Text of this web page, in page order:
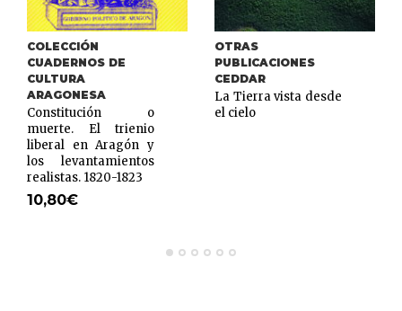
COLECCIÓN
CUADERNOS DE
CULTURA
ARAGONESA
Constitución o
muerte. El trienio
liberal en Aragón y
los levantamientos
realistas. 1820-1823
10,80€
OTRAS
PUBLICACIONES
CEDDAR
La Tierra vista desde
el cielo